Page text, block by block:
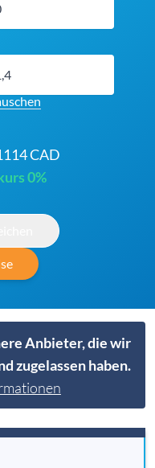
CAD
0%
Anbieter, die wir
zugelassen haben.